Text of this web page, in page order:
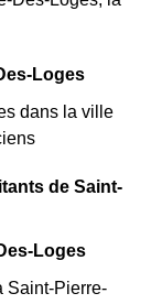
Loges
dans la ville
de Saint-
Loges
Saint-Pierre-